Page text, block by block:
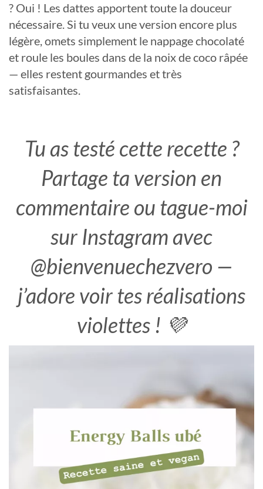
? Oui ! Les dattes apportent toute la douceur
nécessaire. Si tu veux une version encore plus
légère, omets simplement le nappage chocolaté
et roule les boules dans de la noix de coco râpée
— elles restent gourmandes et très
satisfaisantes.
Tu as testé cette recette ?
Partage ta version en
commentaire ou tague-moi
sur Instagram avec
@bienvenuechezvero —
j’adore voir tes réalisations
violettes ! 💜